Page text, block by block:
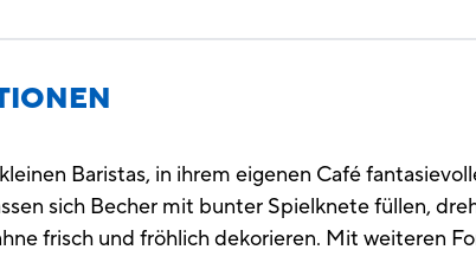
Baristas, in ihrem eigenen Café
sich Becher mit bunter Spielknete füllen,
frisch und fröhlich dekorieren. Mit weiteren